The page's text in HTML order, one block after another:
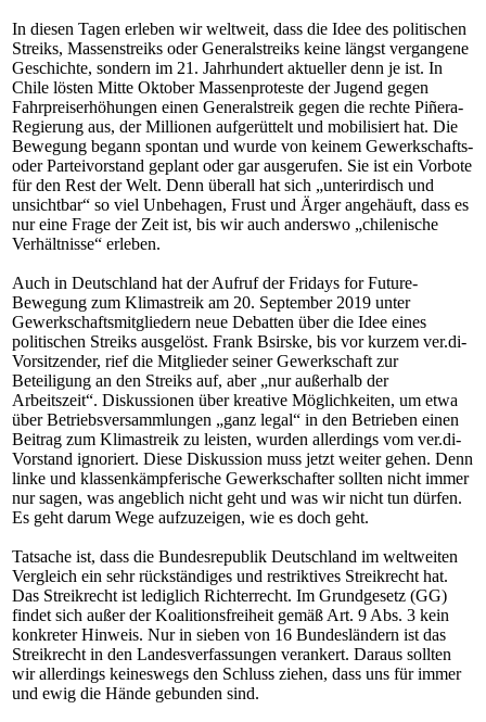
In diesen Tagen erleben wir weltweit, dass die Idee des politischen
Streiks, Massenstreiks oder Generalstreiks keine längst vergangene
Geschichte, sondern im 21. Jahrhundert aktueller denn je ist. In
Chile lösten Mitte Oktober Massenproteste der Jugend gegen
Fahrpreiserhöhungen einen Generalstreik gegen die rechte Piñera-
Regierung aus, der Millionen aufgerüttelt und mobilisiert hat. Die
Bewegung begann spontan und wurde von keinem Gewerkschafts-
oder Parteivorstand geplant oder gar ausgerufen. Sie ist ein Vorbote
für den Rest der Welt. Denn überall hat sich „unterirdisch und
unsichtbar“ so viel Unbehagen, Frust und Ärger angehäuft, dass es
nur eine Frage der Zeit ist, bis wir auch anderswo „chilenische
Verhältnisse“ erleben.
Auch in Deutschland hat der Aufruf der Fridays for Future-
Bewegung zum Klimastreik am 20. September 2019 unter
Gewerkschaftsmitgliedern neue Debatten über die Idee eines
politischen Streiks ausgelöst. Frank Bsirske, bis vor kurzem ver.di-
Vorsitzender, rief die Mitglieder seiner Gewerkschaft zur
Beteiligung an den Streiks auf, aber „nur außerhalb der
Arbeitszeit“. Diskussionen über kreative Möglichkeiten, um etwa
über Betriebsversammlungen „ganz legal“ in den Betrieben einen
Beitrag zum Klimastreik zu leisten, wurden allerdings vom ver.di-
Vorstand ignoriert. Diese Diskussion muss jetzt weiter gehen. Denn
linke und klassenkämpferische Gewerkschafter sollten nicht immer
nur sagen, was angeblich nicht geht und was wir nicht tun dürfen.
Es geht darum Wege aufzuzeigen, wie es doch geht.
Tatsache ist, dass die Bundesrepublik Deutschland im weltweiten
Vergleich ein sehr rückständiges und restriktives Streikrecht hat.
Das Streikrecht ist lediglich Richterrecht. Im Grundgesetz (GG)
findet sich außer der Koalitionsfreiheit gemäß Art. 9 Abs. 3 kein
konkreter Hinweis. Nur in sieben von 16 Bundesländern ist das
Streikrecht in den Landesverfassungen verankert. Daraus sollten
wir allerdings keineswegs den Schluss ziehen, dass uns für immer
und ewig die Hände gebunden sind.